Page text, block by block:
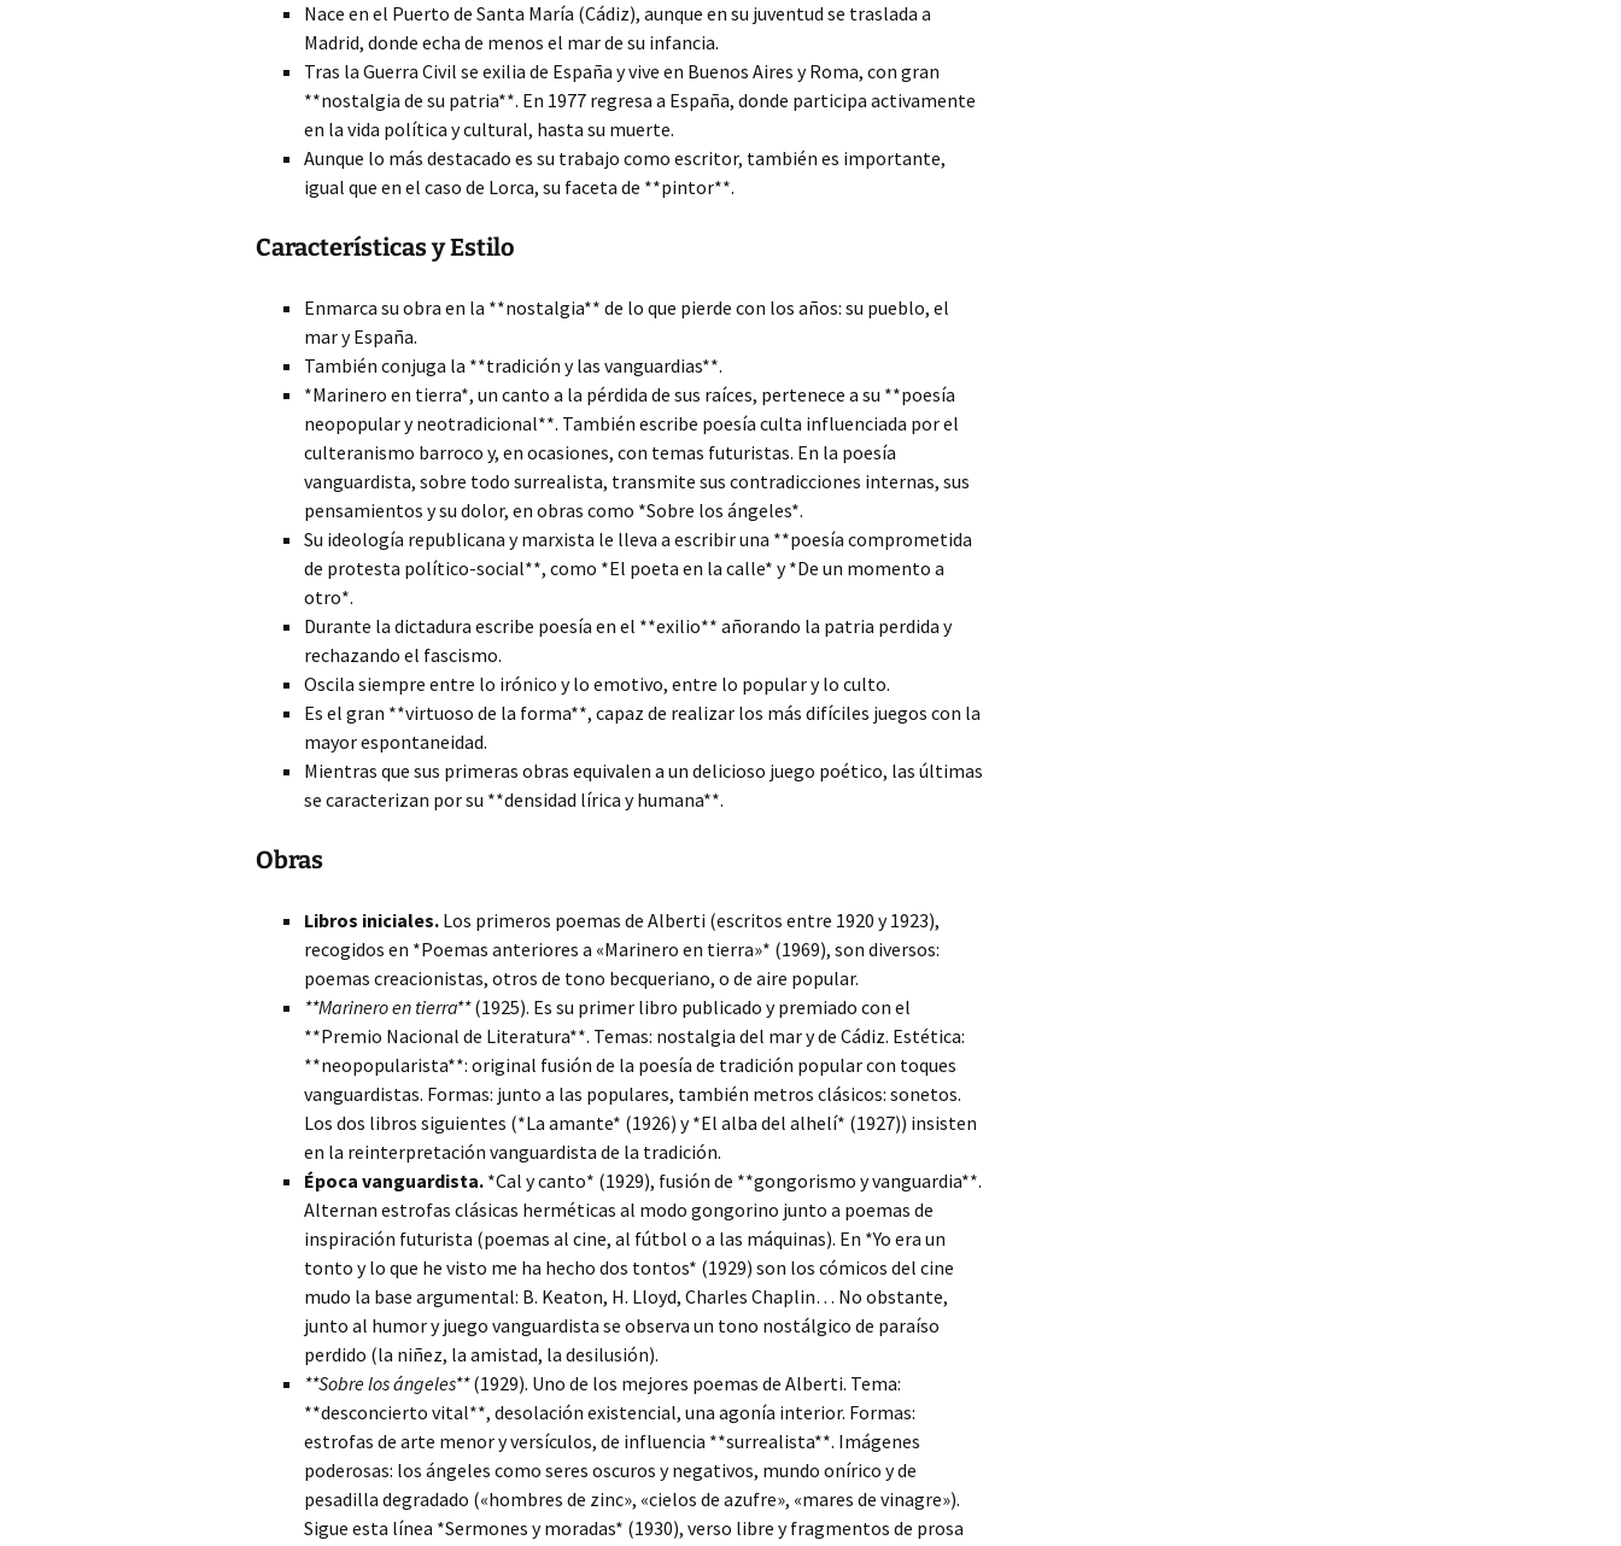
Nace en el Puerto de Santa María (Cádiz), aunque en su juventud se traslada a
Madrid, donde echa de menos el mar de su infancia.
Tras la Guerra Civil se exilia de España y vive en Buenos Aires y Roma, con gran
**nostalgia de su patria**. En 1977 regresa a España, donde participa activamente
en la vida política y cultural, hasta su muerte.
Aunque lo más destacado es su trabajo como escritor, también es importante,
igual que en el caso de Lorca, su faceta de **pintor**.
Características y Estilo
Enmarca su obra en la **nostalgia** de lo que pierde con los años: su pueblo, el
mar y España.
También conjuga la **tradición y las vanguardias**.
*Marinero en tierra*, un canto a la pérdida de sus raíces, pertenece a su **poesía
neopopular y neotradicional**. También escribe poesía culta influenciada por el
culteranismo barroco y, en ocasiones, con temas futuristas. En la poesía
vanguardista, sobre todo surrealista, transmite sus contradicciones internas, sus
pensamientos y su dolor, en obras como *Sobre los ángeles*.
Su ideología republicana y marxista le lleva a escribir una **poesía comprometida
de protesta político-social**, como *El poeta en la calle* y *De un momento a
otro*.
Durante la dictadura escribe poesía en el **exilio** añorando la patria perdida y
rechazando el fascismo.
Oscila siempre entre lo irónico y lo emotivo, entre lo popular y lo culto.
Es el gran **virtuoso de la forma**, capaz de realizar los más difíciles juegos con la
mayor espontaneidad.
Mientras que sus primeras obras equivalen a un delicioso juego poético, las últimas
se caracterizan por su **densidad lírica y humana**.
Obras
Libros iniciales. Los primeros poemas de Alberti (escritos entre 1920 y 1923),
recogidos en *Poemas anteriores a «Marinero en tierra»* (1969), son diversos:
poemas creacionistas, otros de tono becqueriano, o de aire popular.
**Marinero en tierra**(1925). Es su primer libro publicado y premiado con el
**Premio Nacional de Literatura**. Temas: nostalgia del mar y de Cádiz. Estética:
**neopopularista**: original fusión de la poesía de tradición popular con toques
vanguardistas. Formas: junto a las populares, también metros clásicos: sonetos.
Los dos libros siguientes (*La amante* (1926) y *El alba del alhelí* (1927)) insisten
en la reinterpretación vanguardista de la tradición.
Época vanguardista. *Cal y canto* (1929), fusión de **gongorismo y vanguardia**.
Alternan estrofas clásicas herméticas al modo gongorino junto a poemas de
inspiración futurista (poemas al cine, al fútbol o a las máquinas). En *Yo era un
tonto y lo que he visto me ha hecho dos tontos* (1929) son los cómicos del cine
mudo la base argumental: B. Keaton, H. Lloyd, Charles Chaplin… No obstante,
junto al humor y juego vanguardista se observa un tono nostálgico de paraíso
perdido (la niñez, la amistad, la desilusión).
**Sobre los ángeles**(1929). Uno de los mejores poemas de Alberti. Tema:
**desconcierto vital**, desolación existencial, una agonía interior. Formas:
estrofas de arte menor y versículos, de influencia **surrealista**. Imágenes
poderosas: los ángeles como seres oscuros y negativos, mundo onírico y de
pesadilla degradado («hombres de zinc», «cielos de azufre», «mares de vinagre»).
Sigue esta línea *Sermones y moradas* (1930), verso libre y fragmentos de prosa